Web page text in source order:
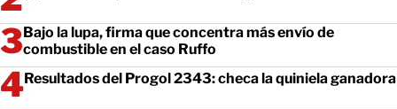
Bajo la lupa, firma que concentra más envío de
combustible en el caso Ruffo
Resultados del Progol 2343: checa la quiniela ganadora